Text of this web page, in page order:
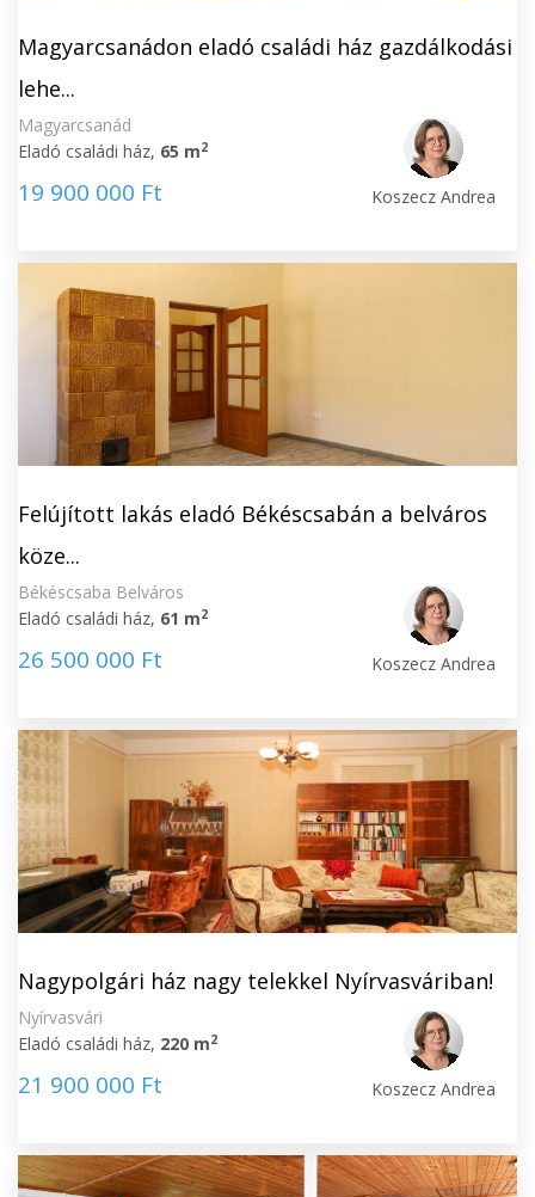
Magyarcsanádon eladó családi ház gazdálkodási
lehe...
Magyarcsanád
Eladó családi ház, 65 m2
19 900 000 Ft Koszecz Andrea
Felújított lakás eladó Békéscsabán a belváros
köze...
Békéscsaba Belváros
Eladó családi ház, 61 m2
26 500 000 Ft Koszecz Andrea
Nagypolgári ház nagy telekkel Nyírvasváriban!
Nyírvasvári
Eladó családi ház, 220 m2
21 900 000 Ft Koszecz Andrea